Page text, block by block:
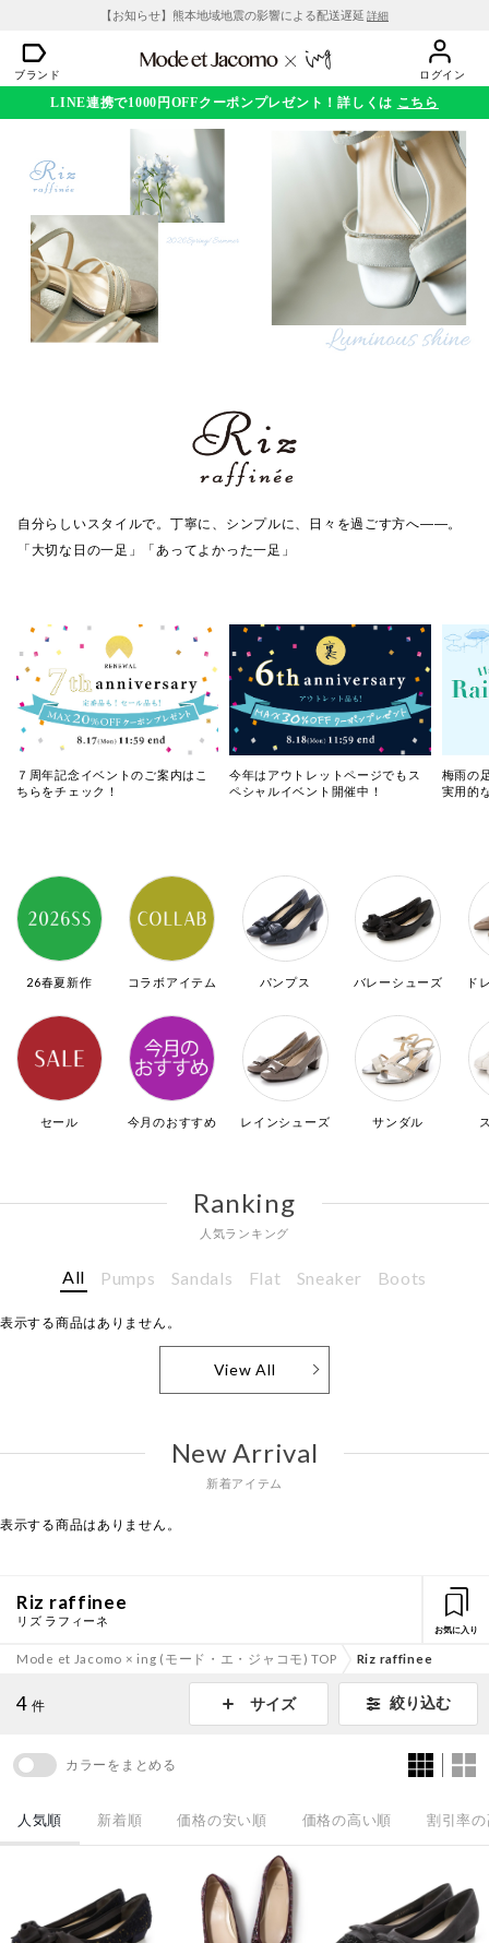
【お知らせ】熊本地域地震の影響による配送遅延 詳細
ブランド ログイン
LINE連携で1000円OFFクーポンプレゼント！詳しくは こちら
自分らしいスタイルで。丁寧に、シンプルに、日々を過ごす方へ――。
「大切な日の一足」「あってよかった一足」
７周年記念イベントのご案内はこ
ちらをチェック！
今年はアウトレットページでもス
ペシャルイベント開催中！
梅雨の
実用的
26春夏新作
セール
コラボアイテム
今月のおすすめ
パンプス
レインシューズ
バレーシューズ
サンダル
ド
Ranking
人気ランキング
All Pumps Sandals Flat Sneaker Boots
表示する商品はありません。
View All
New Arrival
新着アイテム
表示する商品はありません。
Riz raffinee
リズ ラフィーネ
お気に入り
Mode et Jacomo × ing (モード・エ・ジャコモ) TOP Riz raffinee
4 件 サイズ 絞り込む
カラーをまとめる
人気順 新着順 価格の安い順 価格の高い順 割引率